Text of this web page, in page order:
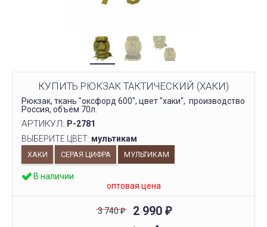
КУПИТЬ РЮКЗАК ТАКТИЧЕСКИЙ (ХАКИ)
Рюкзак, ткань "оксфорд 600", цвет "хаки", производство
Россия, объём 70л.
АРТИКУЛ: Р-2781
ВЫБЕРИТЕ ЦВЕТ: мультикам
ХАКИ СЕРАЯ ЦИФРА МУЛЬТИКАМ
В наличии
оптовая цена
3 740₽ 2 990 ₽